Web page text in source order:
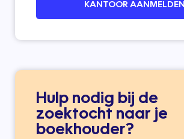
KANTOOR AANMELDEN
Hulp nodig bij de
zoektocht naar je
boekhouder?